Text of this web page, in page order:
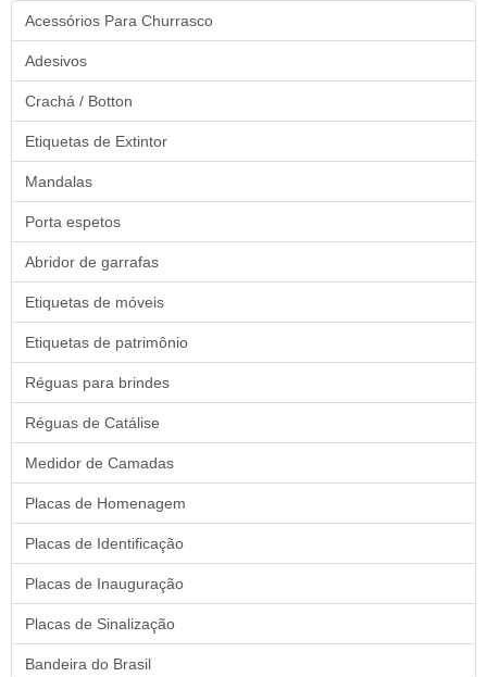
Acessórios Para Churrasco
Adesivos
Crachá / Botton
Etiquetas de Extintor
Mandalas
Porta espetos
Abridor de garrafas
Etiquetas de móveis
Etiquetas de patrimônio
Réguas para brindes
Réguas de Catálise
Medidor de Camadas
Placas de Homenagem
Placas de Identificação
Placas de Inauguração
Placas de Sinalização
Bandeira do Brasil